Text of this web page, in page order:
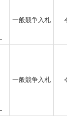
一般競争入札
一般競争入札